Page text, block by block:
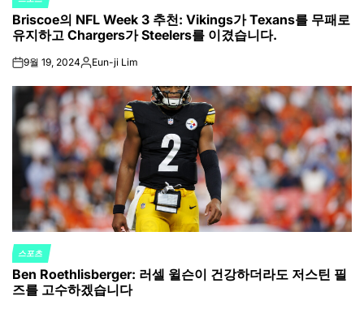
POSTED
IN
Briscoe의 NFL Week 3 추천: Vikings가 Texans를 무패로
유지하고 Chargers가 Steelers를 이겼습니다.
on9월 19, 2024Posted
Eun-ji Lim
POSTED
IN
스포츠
Ben Roethlisberger: 러셀 윌슨이 건강하더라도 저스틴 필
즈를 고수하겠습니다